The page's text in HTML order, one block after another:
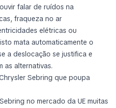
falar de ruídos na
fraqueza no ar
elétricas ou
mata automaticamente o
a deslocação se justifica e
as alternativas.
Sebring que poupa
no mercado da UE muitas